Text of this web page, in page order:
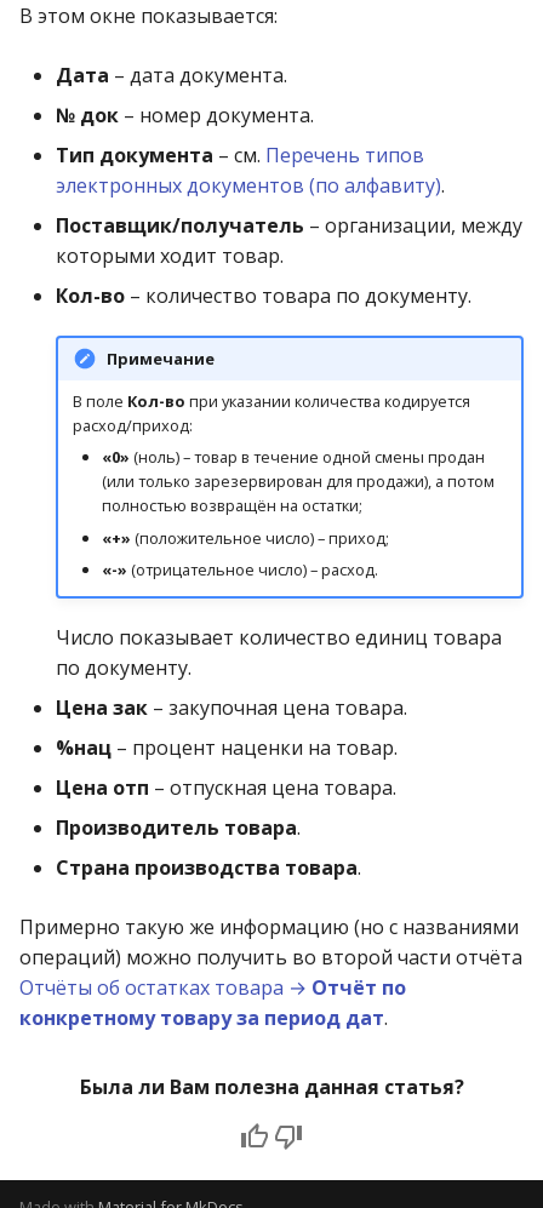
В этом окне показывается:
Дата – дата документа.
№ док – номер документа.
Тип документа – см. Перечень типов
электронных документов (по алфавиту).
Поставщик/получатель – организации, между
которыми ходит товар.
Кол-во – количество товара по документу.
Примечание
В поле Кол-во при указании количества кодируется
расход/приход:
«0» (ноль) – товар в течение одной смены продан
(или только зарезервирован для продажи), а потом
полностью возвращён на остатки;
«+» (положительное число) – приход;
«-» (отрицательное число) – расход.
Число показывает количество единиц товара
по документу.
Цена зак – закупочная цена товара.
%нац – процент наценки на товар.
Цена отп – отпускная цена товара.
Производитель товара.
Страна производства товара.
Примерно такую же информацию (но с названиями
операций) можно получить во второй части отчёта
Отчёты об остатках товара → Отчёт по
конкретному товару за период дат.
Была ли Вам полезна данная статья?